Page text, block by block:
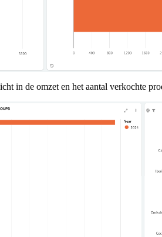
in de omzet en het aantal verkochte